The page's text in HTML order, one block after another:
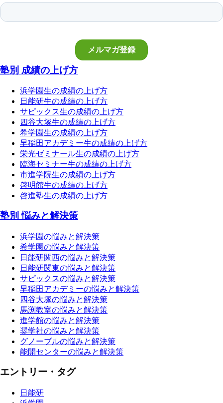
塾別 成績の上げ方
浜学園生の成績の上げ方
日能研生の成績の上げ方
サピックス生の成績の上げ方
四谷大塚生の成績の上げ方
希学園生の成績の上げ方
早稲田アカデミー生の成績の上げ方
栄光ゼミナール生の成績の上げ方
臨海セミナー生の成績の上げ方
市進学院生の成績の上げ方
啓明館生の成績の上げ方
啓進塾生の成績の上げ方
塾別 悩みと解決策
浜学園の悩みと解決策
希学園の悩みと解決策
日能研関西の悩みと解決策
日能研関東の悩みと解決策
サピックスの悩みと解決策
早稲田アカデミーの悩みと解決策
四谷大塚の悩みと解決策
馬渕教室の悩みと解決策
進学館の悩みと解決策
奨学社の悩みと解決策
グノーブルの悩みと解決策
能開センターの悩みと解決策
エントリー・タグ
日能研